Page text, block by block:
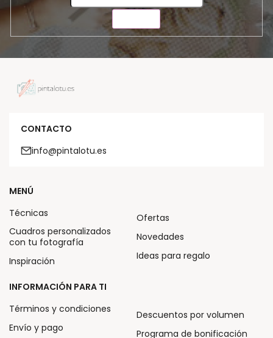
CONTACTO
info@pintalotu.es
MENÚ
Técnicas
Cuadros personalizados
con tu fotografía
Inspiración
Ofertas
Novedades
Ideas para regalo
INFORMACIÓN PARA TI
Términos y condiciones
Envío y pago
Descuentos por volumen
Programa de bonificación